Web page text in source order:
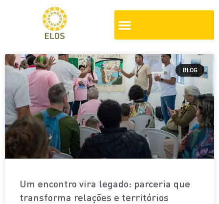
BLOG
Um encontro vira legado: parceria que
transforma relações e territórios